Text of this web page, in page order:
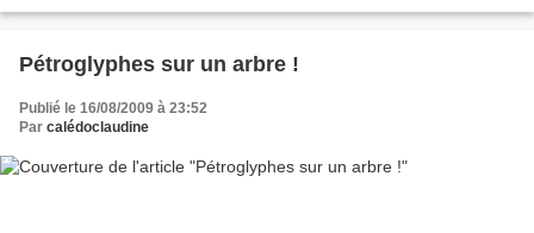
Pétroglyphes sur un arbre !
Publié le 16/08/2009 à 23:52
Par calédoclaudine